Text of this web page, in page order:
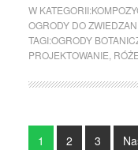
W KATEGORII:
OGRODY DO
TAGI:OGRODY
PROJEKTOWANIE RÓŻE
1 2 3